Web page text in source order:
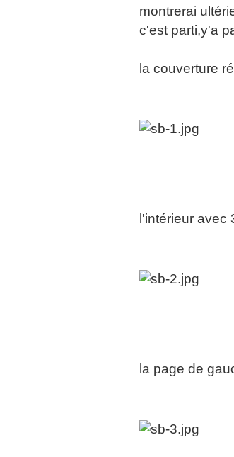
montrerai
c'est parti,y'a
la couverture
l'intérieur avec
la page de